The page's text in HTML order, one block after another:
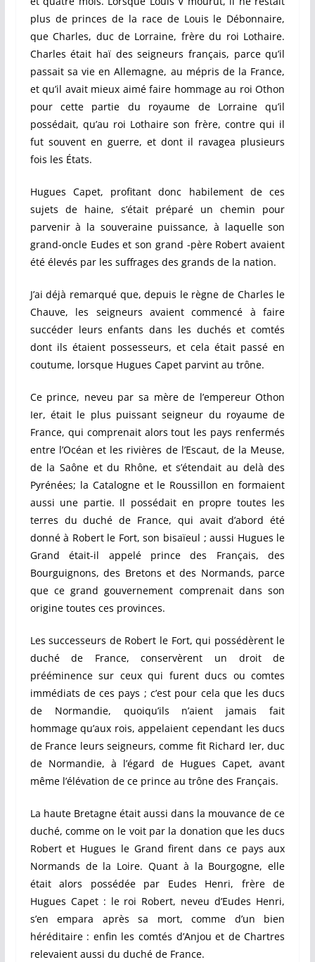
plus de princes de la race de Louis le Débonnaire,
que Charles, duc de Lorraine, frère du roi Lothaire.
Charles était haï des seigneurs français, parce qu’il
passait sa vie en Allemagne, au mépris de la France,
et qu’il avait mieux aimé faire hommage au roi Othon
pour cette partie du royaume de Lorraine qu’il
possédait, qu’au roi Lothaire son frère, contre qui il
fut souvent en guerre, et dont il ravagea plusieurs
fois les États.
Hugues Capet, profitant donc habilement de ces
sujets de haine, s’était préparé un chemin pour
parvenir à la souveraine puissance, à laquelle son
grand-oncle Eudes et son grand -père Robert avaient
été élevés par les suffrages des grands de la nation.
J’ai déjà remarqué que, depuis le règne de Charles le
Chauve, les seigneurs avaient commencé à faire
succéder leurs enfants dans les duchés et comtés
dont ils étaient possesseurs, et cela était passé en
coutume, lorsque Hugues Capet parvint au trône.
Ce prince, neveu par sa mère de l’empereur Othon
Ier, était le plus puissant seigneur du royaume de
France, qui comprenait alors tout les pays renfermés
entre l’Océan et les rivières de l’Escaut, de la Meuse,
de la Saône et du Rhône, et s’étendait au delà des
Pyrénées; la Catalogne et le Roussillon en formaient
aussi une partie. Il possédait en propre toutes les
terres du duché de France, qui avait d’abord été
donné à Robert le Fort, son bisaïeul ; aussi Hugues le
Grand était-il appelé prince des Français, des
Bourguignons, des Bretons et des Normands, parce
que ce grand gouvernement comprenait dans son
origine toutes ces provinces.
Les successeurs de Robert le Fort, qui possédèrent le
duché de France, conservèrent un droit de
prééminence sur ceux qui furent ducs ou comtes
immédiats de ces pays ; c’est pour cela que les ducs
de Normandie, quoiqu’ils n’aient jamais fait
hommage qu’aux rois, appelaient cependant les ducs
de France leurs seigneurs, comme fit Richard Ier, duc
de Normandie, à l’égard de Hugues Capet, avant
même l’élévation de ce prince au trône des Français.
La haute Bretagne était aussi dans la mouvance de ce
duché, comme on le voit par la donation que les ducs
Robert et Hugues le Grand firent dans ce pays aux
Normands de la Loire. Quant à la Bourgogne, elle
était alors possédée par Eudes Henri, frère de
Hugues Capet : le roi Robert, neveu d’Eudes Henri,
s’en empara après sa mort, comme d’un bien
héréditaire : enfin les comtés d’Anjou et de Chartres
relevaient aussi du duché de France.